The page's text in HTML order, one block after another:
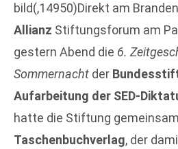
bild(,14950)Direkt am
Allianz Stiftungsforum am
gestern Abend die 6.
Sommernacht der
Aufarbeitung der SED-
hatte die Stiftung
Taschenbuchverlag, der